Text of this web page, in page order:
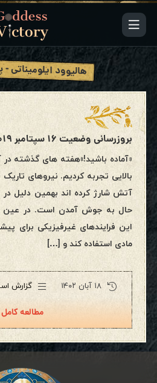
هالیوود ایلومیناتی -
بروزرسانی وضعیت ۱۶ سپتامبر ۲۰۱۹
«آماده باشید!»هفته های گذشته
بالایی تجربه کردیم. نیروهای تاریک
آتش شارژ کرده اند بهمین دلیل
حال به جوش آمدن است. در عین
این فرایندهای غیرفیزیکی برای
مادی استفاده کند و […]
۱۸ آبان ۱۴۰۲ گزارش
مطالعه کامل